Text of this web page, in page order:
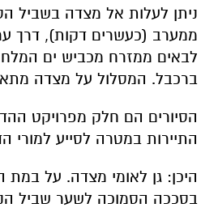
ניתן לעלות אל מצדה בשביל
ממערב (כעשרים דקות), דרך
לבאים ממזרח מכביש ים
ברכבל. המסלול על מצדה
הסיורים הם חלק מפרויקט
התיירות במטרה לסייע למורי
היכן: גן לאומי מצדה. על במת
בסככה הסמוכה לשער שביל